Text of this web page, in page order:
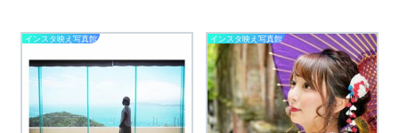
インスタ映え写真館 インスタ映え写真館